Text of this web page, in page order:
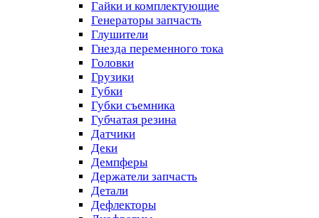
Гайки и комплектующие
Генераторы запчасть
Глушители
Гнезда переменного тока
Головки
Грузики
Губки
Губки съемника
Губчатая резина
Датчики
Деки
Демпферы
Держатели запчасть
Детали
Дефлекторы